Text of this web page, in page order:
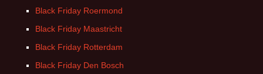
Black Friday Roermond
Black Friday Maastricht
Black Friday Rotterdam
Black Friday Den Bosch